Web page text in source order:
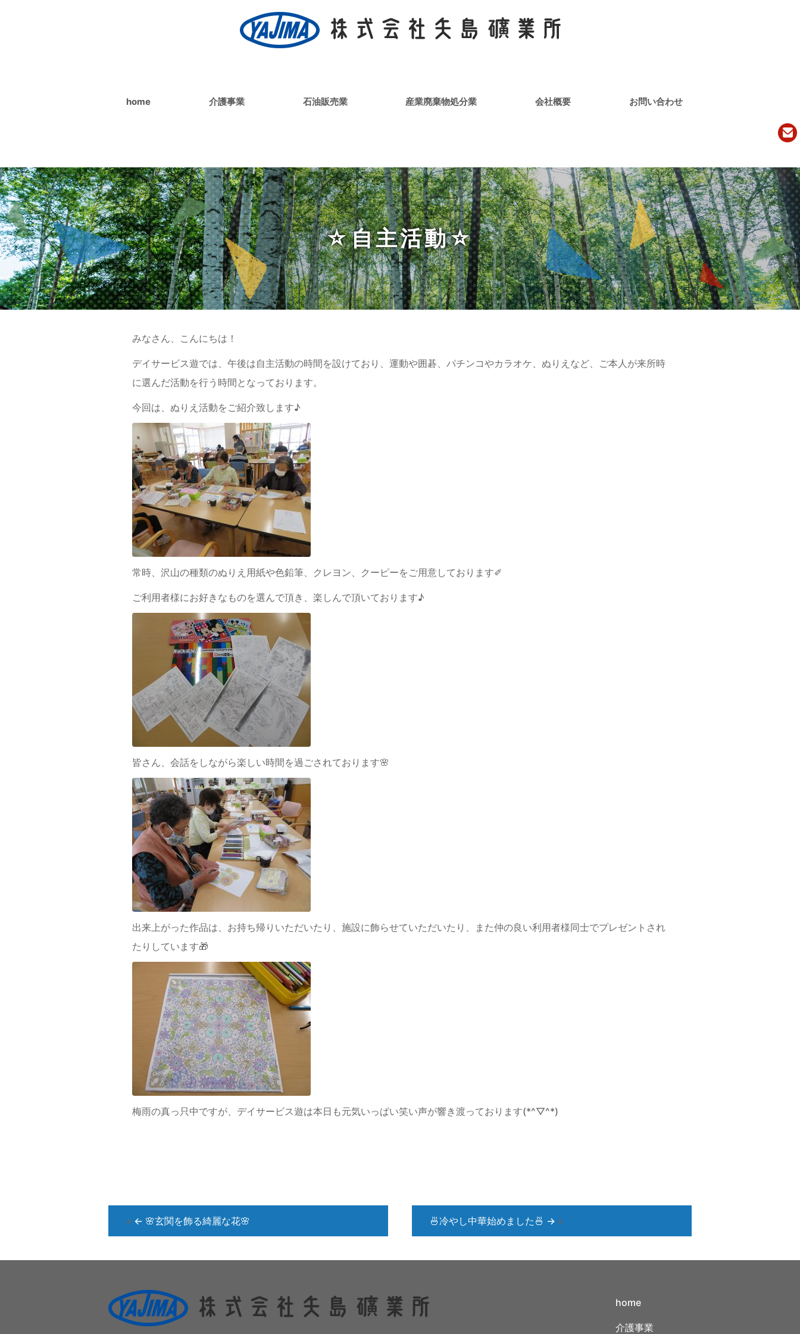
home 介護事業 石油販売業 産業廃棄物処分業 会社概要 お問い合わせ
☆自主活動☆
2020年06月25日
みなさん、こんにちは！
デイサービス遊では、午後は自主活動の時間を設けており、運動や囲碁、パチンコやカラオケ、ぬりえなど、ご本人が来所時
に選んだ活動を行う時間となっております。
今回は、ぬりえ活動をご紹介致します♪
常時、沢山の種類のぬりえ用紙や色鉛筆、クレヨン、クーピーをご用意しております✐
ご利用者様にお好きなものを選んで頂き、楽しんで頂いております♪
皆さん、会話をしながら楽しい時間を過ごされております🌸
出来上がった作品は、お持ち帰りいただいたり、施設に飾らせていただいたり、また仲の良い利用者様同士でプレゼントされ
たりしています🎁
梅雨の真っ只中ですが、デイサービス遊は本日も元気いっぱい笑い声が響き渡っております(*^▽^*)
« ← 🌸玄関を飾る綺麗な花🌸 🍜冷やし中華始めました🍜 → »
home
介護事業